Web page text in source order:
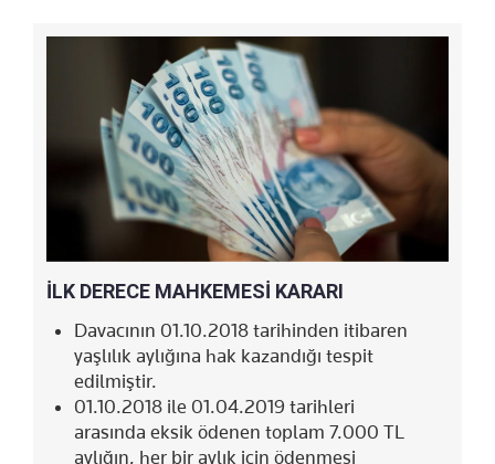
İLK DERECE MAHKEMESİ KARARI
Davacının 01.10.2018 tarihinden itibaren
yaşlılık aylığına hak kazandığı tespit
edilmiştir.
01.10.2018 ile 01.04.2019 tarihleri
arasında eksik ödenen toplam 7.000 TL
aylığın, her bir aylık için ödenmesi